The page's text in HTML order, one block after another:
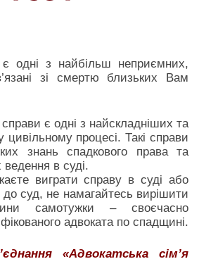
є одні з найбільш неприємних,
зі смертю близьких Вам
справи є одні з найскладніших та
цивільному процесі. Такі справи
знань спадкового права та
ведення в суді.
виграти справу в суді або
до суд, не намагайтесь вирішити
самотужки – своєчасно
адвоката по спадщині.
«Адвокатська сім’я